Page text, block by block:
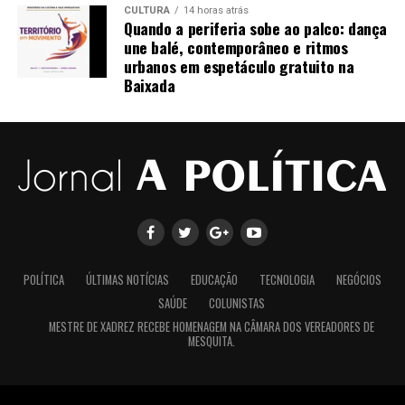
profissional devem caminhar junto com ações concretas
de transformação. Ao apoiar a Rede Mulher
Empreendedora, quero contribuir para que mais
mulheres possam enxergar e negociar o próprio valor,
finaliza Mirella.
Natural de Recife (PE), Mirella Franco Melo é graduada
em farmácia industrial e construiu carreira sólida na
indústria farmacêutica, onde liderou áreas de qualidade,
compliance e transformação organizacional. Como
empresariado pelo empresário ‘Vinicius Henuns’,
conhecido por trabalhar com estrelas do mercado
latino.
CULTURA 14 horas atrás
Quando a periferia sobe ao palco: dança
une balé, contemporâneo e ritmos
urbanos em espetáculo gratuito na
Baixada
POLÍTICA ÚLTIMAS NOTÍCIAS EDUCAÇÃO TECNOLOGIA
NEGÓCIOS
SAÚDE
COLUNISTAS
MESTRE DE XADREZ RECEBE HOMENAGEM NA CÂMARA DOS VEREADORES DE
MESQUITA.